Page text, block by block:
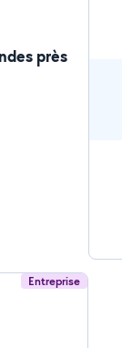
près
Entreprise